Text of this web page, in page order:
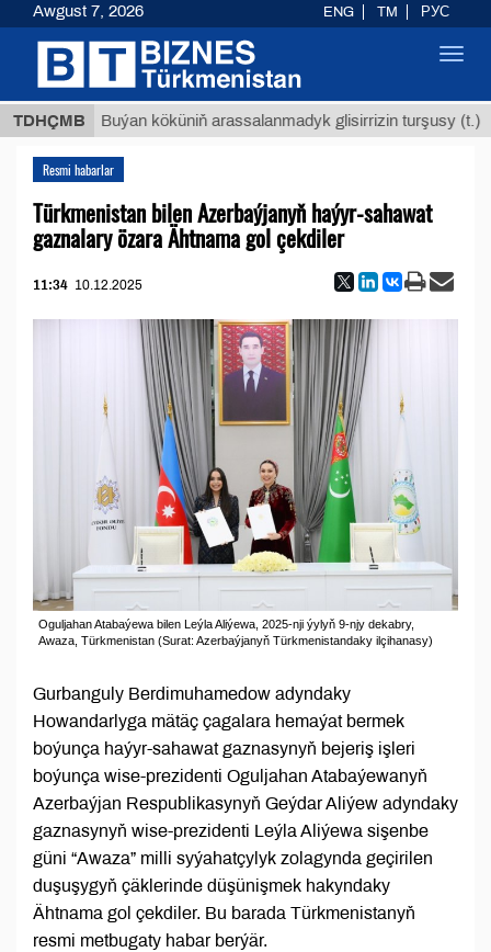
TDHÇMBBuýan köküniň arassalanmadyk glisirrizin turşusy (t.)
Resmi habarlar
Türkmenistan bilen Azerbaýjanyň haýyr-sahawat
gaznalary özara Ähtnama gol çekdiler
11:34 10.12.2025
Oguljahan Atabaýewa bilen Leýla Aliýewa, 2025-nji ýylyň 9-njy dekabry,
Awaza, Türkmenistan (Surat: Azerbaýjanyň Türkmenistandaky ilçihanasy)
Gurbanguly Berdimuhamedow adyndaky
Howandarlyga mätäç çagalara hemaýat bermek
boýunça haýyr-sahawat gaznasynyň bejeriş işleri
boýunça wise-prezidenti Oguljahan Atabaýewanyň
Azerbaýjan Respublikasynyň Geýdar Aliýew adyndaky
gaznasynyň wise-prezidenti Leýla Aliýewa sişenbe
güni “Awaza” milli syýahatçylyk zolagynda geçirilen
duşuşygyň çäklerinde düşünişmek hakyndaky
Ähtnama gol çekdiler. Bu barada Türkmenistanyň
resmi metbugaty habar berýär.
Awgust 7, 2026 ENG TM РУС